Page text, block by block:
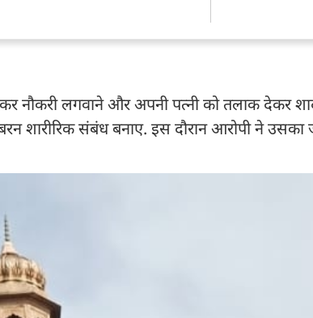
नौकरी लगवाने और अपनी पत्नी को तलाक देकर
शारीरिक संबंध बनाए. इस दौरान आरोपी ने उसका